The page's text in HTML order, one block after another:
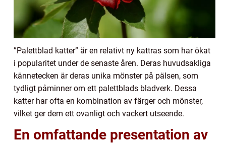
”Palettblad katter” är en relativt ny kattras som har ökat
i popularitet under de senaste åren. Deras huvudsakliga
kännetecken är deras unika mönster på pälsen, som
tydligt påminner om ett palettblads bladverk. Dessa
katter har ofta en kombination av färger och mönster,
vilket ger dem ett ovanligt och vackert utseende.
En omfattande presentation av